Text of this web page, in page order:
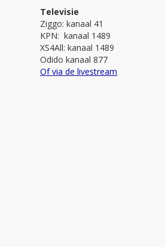
Televisie
Ziggo: kanaal 41
KPN: kanaal 1489
XS4All: kanaal 1489
Odido kanaal 877
Of via de livestream